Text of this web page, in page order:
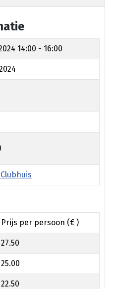
14:00 - 16:00
Prijs per persoon (€ )
27.50
25.00
22.50